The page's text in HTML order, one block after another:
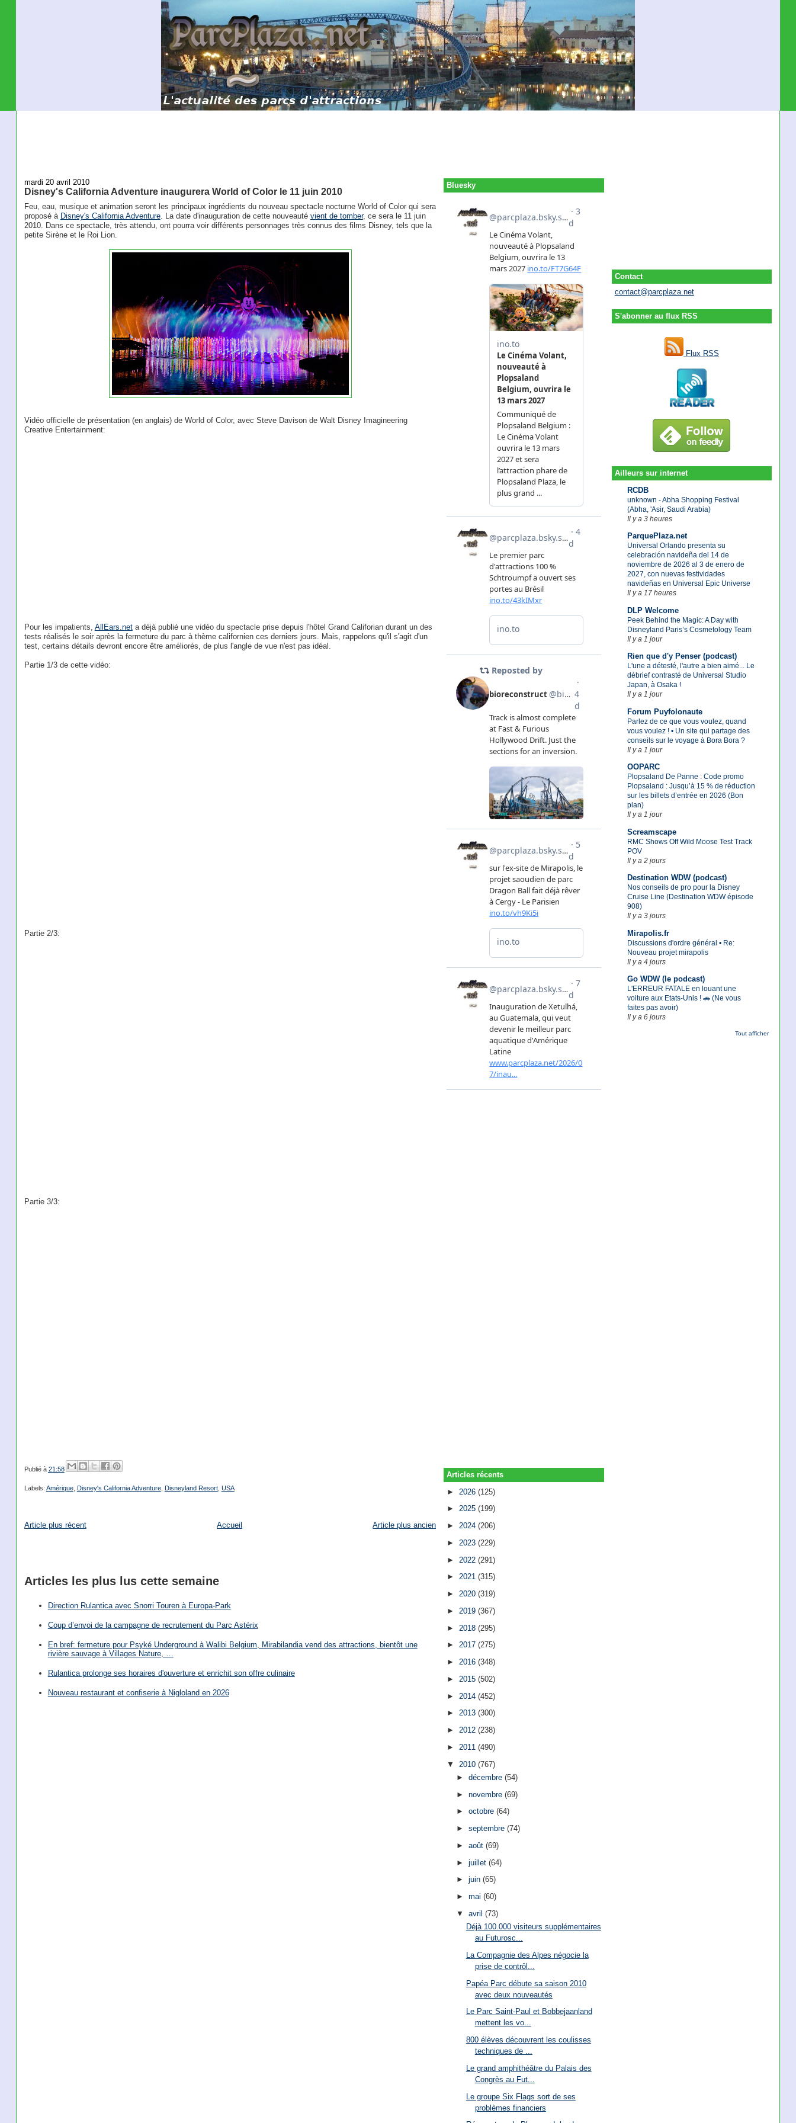
Contact
contact@parcplaza.net
S'abonner au flux RSS
Flux RSS
Ailleurs sur internet
RCDB
unknown - Abha Shopping Festival
(Abha, 'Asir, Saudi Arabia)
Il y a 3 heures
ParquePlaza.net
Universal Orlando presenta su
celebración navideña del 14 de
noviembre de 2026 al 3 de enero de
2027, con nuevas festividades
navideñas en Universal Epic Universe
Il y a 17 heures
DLP Welcome
Peek Behind the Magic: A Day with
Disneyland Paris’s Cosmetology Team
Il y a 1 jour
Rien que d'y Penser (podcast)
L'une a détesté, l'autre a bien aimé... Le
débrief contrasté de Universal Studio
Japan, à Osaka !
Il y a 1 jour
Forum Puyfolonaute
Parlez de ce que vous voulez, quand
vous voulez ! • Un site qui partage des
conseils sur le voyage à Bora Bora ?
Il y a 1 jour
OOPARC
Plopsaland De Panne : Code promo
Plopsaland : Jusqu’à 15 % de réduction
sur les billets d’entrée en 2026 (Bon
plan)
Il y a 1 jour
Screamscape
RMC Shows Off Wild Moose Test Track
POV
Il y a 2 jours
Destination WDW (podcast)
Nos conseils de pro pour la Disney
Cruise Line (Destination WDW épisode
908)
Il y a 3 jours
Mirapolis.fr
Discussions d'ordre général • Re:
Nouveau projet mirapolis
Il y a 4 jours
Go WDW (le podcast)
L'ERREUR FATALE en louant une
voiture aux Etats-Unis ! 🚗 (Ne vous
faites pas avoir)
Il y a 6 jours
Tout afficher
mardi 20 avril 2010
Disney's California Adventure inaugurera World of Color le 11 juin 2010
Feu, eau, musique et animation seront les principaux ingrédients du nouveau spectacle nocturne World of Color qui sera
proposé à Disney's California Adventure. La date d'inauguration de cette nouveauté vient de tomber, ce sera le 11 juin
2010. Dans ce spectacle, très attendu, ont pourra voir différents personnages très connus des films Disney, tels que la
petite Sirène et le Roi Lion.
Vidéo officielle de présentation (en anglais) de World of Color, avec Steve Davison de Walt Disney Imagineering
Creative Entertainment:
Pour les impatients, AllEars.neta déjà publié une vidéo du spectacle prise depuis l'hôtel Grand Califorian durant un des
tests réalisés le soir après la fermeture du parc à thème californien ces derniers jours. Mais, rappelons qu'il s'agit d'un
test, certains détails devront encore être améliorés, de plus l'angle de vue n'est pas idéal.
Partie 1/3 de cette vidéo:
Partie 2/3:
Partie 3/3:
Publié à 21:58
Labels: Amérique, Disney's California Adventure, Disneyland Resort, USA
Article plus récent Article plus ancien
Accueil
Articles les plus lus cette semaine
Direction Rulantica avec Snorri Touren à Europa-Park
Coup d’envoi de la campagne de recrutement du Parc Astérix
En bref: fermeture pour Psyké Underground à Walibi Belgium, Mirabilandia vend des attractions, bientôt une
rivière sauvage à Villages Nature, …
Rulantica prolonge ses horaires d'ouverture et enrichit son offre culinaire
Nouveau restaurant et confiserie à Nigloland en 2026
Bluesky
Articles récents
► 2026(125)
►2025(199)
►2024(206)
► 2023(229)
► 2022(291)
►2021(315)
►2020(319)
► 2019(367)
► 2018(295)
►2017(275)
►2016(348)
► 2015(502)
► 2014(452)
►2013(300)
►2012(238)
► 2011(490)
▼ 2010(767)
► décembre (54)
► novembre (69)
► octobre (64)
► septembre (74)
► août (69)
► juillet (64)
► juin (65)
► mai (60)
▼ avril (73)
Déjà 100.000 visiteurs supplémentaires
au Futurosc...
La Compagnie des Alpes négocie la
prise de contrôl...
Papéa Parc débute sa saison 2010
avec deux nouveautés
Le Parc Saint-Paul et Bobbejaanland
mettent les vo...
800 élèves découvrent les coulisses
techniques de ...
Le grand amphithéâtre du Palais des
Congrès au Fut...
Le groupe Six Flags sort de ses
problèmes financiers